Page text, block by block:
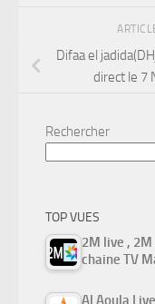
Difaa el
direct le 7
Rechercher
TOP VUES
2M live ,
chaine TV
Al Aoula